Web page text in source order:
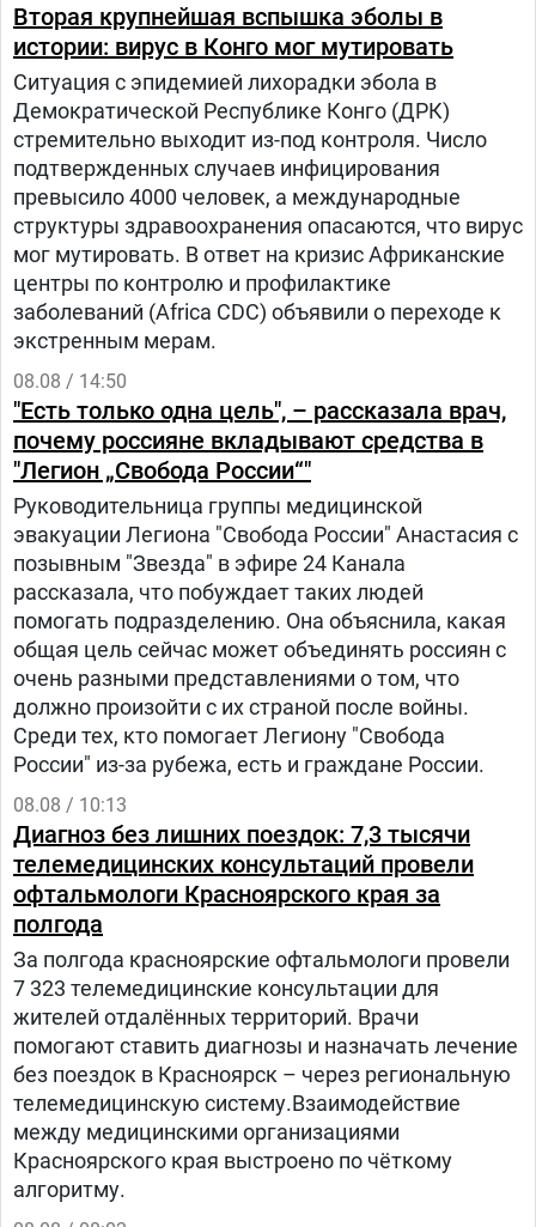
Вторая крупнейшая вспышка эболы в
истории: вирус в Конго мог мутировать
Ситуация с эпидемией лихорадки эбола в
Демократической Республике Конго (ДРК)
стремительно выходит из-под контроля. Число
подтвержденных случаев инфицирования
превысило 4000 человек, а международные
структуры здравоохранения опасаются, что вирус
мог мутировать. В ответ на кризис Африканские
центры по контролю и профилактике
заболеваний (Africa CDC) объявили о переходе к
экстренным мерам.
08.08 / 14:50
"Есть только одна цель", – рассказала врач,
почему россияне вкладывают средства в
"Легион „Свобода России“"
Руководительница группы медицинской
эвакуации Легиона "Свобода России" Анастасия с
позывным "Звезда" в эфире 24 Канала
рассказала, что побуждает таких людей
помогать подразделению. Она объяснила, какая
общая цель сейчас может объединять россиян с
очень разными представлениями о том, что
должно произойти с их страной после войны.
Среди тех, кто помогает Легиону "Свобода
России" из-за рубежа, есть и граждане России.
08.08 / 10:13
Диагноз без лишних поездок: 7,3 тысячи
телемедицинских консультаций провели
офтальмологи Красноярского края за
полгода
За полгода красноярские офтальмологи провели
7 323 телемедицинские консультации для
жителей отдалённых территорий. Врачи
помогают ставить диагнозы и назначать лечение
без поездок в Красноярск – через региональную
телемедицинскую систему.Взаимодействие
между медицинскими организациями
Красноярского края выстроено по чёткому
алгоритму.